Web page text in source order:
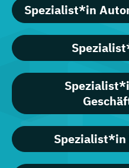
Spezialist*in